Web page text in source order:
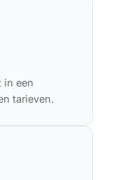
in een
tarieven.